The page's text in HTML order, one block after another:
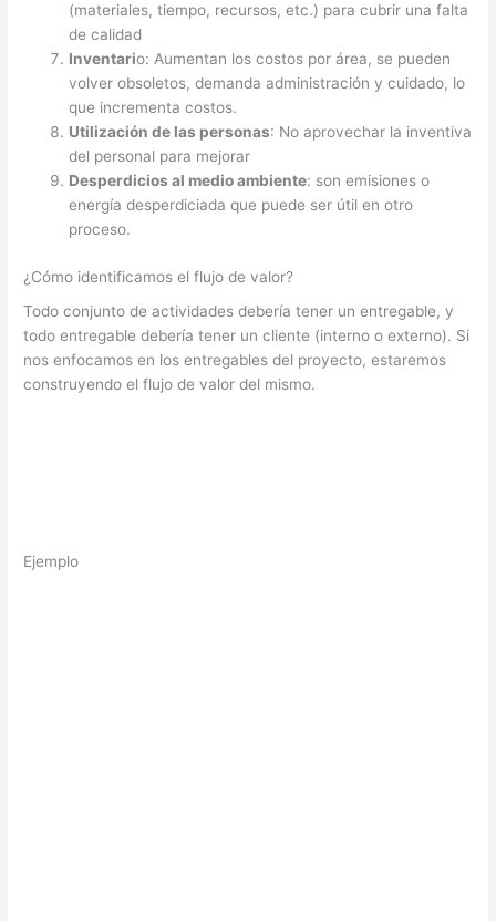
(materiales, tiempo, recursos, etc.) para cubrir una falta
de calidad
Inventario: Aumentan los costos por área, se pueden
volver obsoletos, demanda administración y cuidado, lo
que incrementa costos.
Utilización de las personas: No aprovechar la inventiva
del personal para mejorar
Desperdicios al medio ambiente: son emisiones o
energía desperdiciada que puede ser útil en otro
proceso.
¿Cómo identificamos el flujo de valor?
Todo conjunto de actividades debería tener un entregable, y
todo entregable debería tener un cliente (interno o externo). Si
nos enfocamos en los entregables del proyecto, estaremos
construyendo el flujo de valor del mismo.
Ejemplo